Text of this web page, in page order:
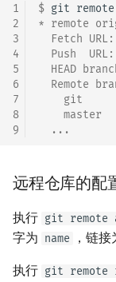
1
2
3
4
5
6
7
8
9
$ git remote
* remote
Fetch
Push
HEAD
Remote
git
master
  ...
远程仓库的配
执行 git remote
字为 name ，链接
执行 git remote